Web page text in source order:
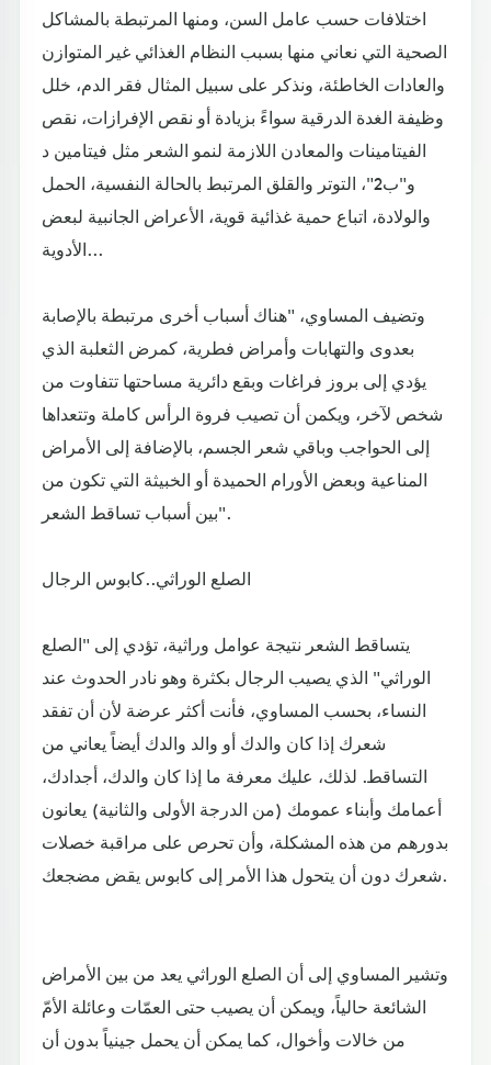
اختلافات حسب عامل السن، ومنها المرتبطة بالمشاكل
الصحية التي نعاني منها بسبب النظام الغذائي غير المتوازن
والعادات الخاطئة، ونذكر على سبيل المثال فقر الدم، خلل
وظيفة الغدة الدرقية سواءً بزيادة أو نقص الإفرازات، نقص
الفيتامينات والمعادن اللازمة لنمو الشعر مثل فيتامين د
و"ب2"، التوتر والقلق المرتبط بالحالة النفسية، الحمل
والولادة، اتباع حمية غذائية قوية، الأعراض الجانبية لبعض
الأدوية...
وتضيف المساوي، "هناك أسباب أخرى مرتبطة بالإصابة
بعدوى والتهابات وأمراض فطرية، كمرض الثعلبة الذي
يؤدي إلى بروز فراغات وبقع دائرية مساحتها تتفاوت من
شخص لآخر، ويكمن أن تصيب فروة الرأس كاملة وتتعداها
إلى الحواجب وباقي شعر الجسم، بالإضافة إلى الأمراض
المناعية وبعض الأورام الحميدة أو الخبيثة التي تكون من
بين أسباب تساقط الشعر".
الصلع الوراثي..كابوس الرجال
يتساقط الشعر نتيجة عوامل وراثية، تؤدي إلى "الصلع
الوراثي" الذي يصيب الرجال بكثرة وهو نادر الحدوث عند
النساء، بحسب المساوي، فأنت أكثر عرضة لأن أن تفقد
شعرك إذا كان والدك أو والد والدك أيضاً يعاني من
التساقط. لذلك، عليك معرفة ما إذا كان والدك، أجدادك،
أعمامك وأبناء عمومك (من الدرجة الأولى والثانية) يعانون
بدورهم من هذه المشكلة، وأن تحرص على مراقبة خصلات
شعرك دون أن يتحول هذا الأمر إلى كابوس يقض مضجعك.
وتشير المساوي إلى أن الصلع الوراثي يعد من بين الأمراض
الشائعة حالياً، ويمكن أن يصيب حتى العمّات وعائلة الأمّ
من خالات وأخوال، كما يمكن أن يحمل جينياً بدون أن